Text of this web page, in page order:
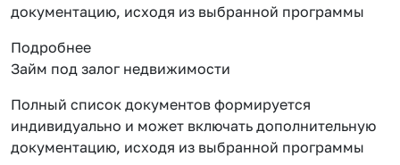
документацию, исходя из выбранной программы
Подробнее
Займ под залог недвижимости
Полный список документов формируется
индивидуально и может включать дополнительную
документацию, исходя из выбранной программы